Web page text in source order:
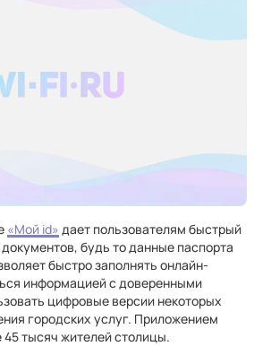
«Мой id» дает пользователям быстрый
будь то данные паспорта
быстро заполнять онлайн-
информацией с доверенными
цифровые версии некоторых
городских услуг. Приложением
тысяч жителей столицы.